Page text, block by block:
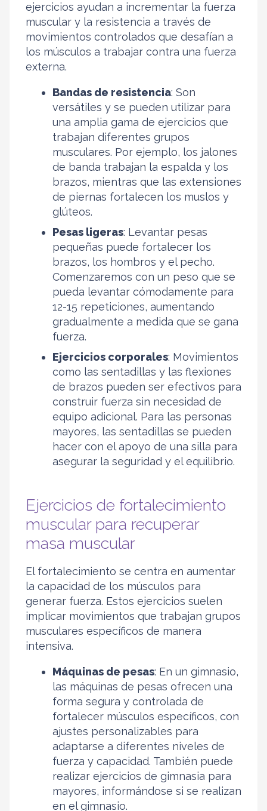
ejercicios ayudan a incrementar la fuerza
muscular y la resistencia a través de
movimientos controlados que desafían a
los músculos a trabajar contra una fuerza
externa.
Bandas de resistencia: Son
versátiles y se pueden utilizar para
una amplia gama de ejercicios que
trabajan diferentes grupos
musculares. Por ejemplo, los jalones
de banda trabajan la espalda y los
brazos, mientras que las extensiones
de piernas fortalecen los muslos y
glúteos.
Pesas ligeras: Levantar pesas
pequeñas puede fortalecer los
brazos, los hombros y el pecho.
Comenzaremos con un peso que se
pueda levantar cómodamente para
12-15 repeticiones, aumentando
gradualmente a medida que se gana
fuerza.
Ejercicios corporales: Movimientos
como las sentadillas y las flexiones
de brazos pueden ser efectivos para
construir fuerza sin necesidad de
equipo adicional. Para las personas
mayores, las sentadillas se pueden
hacer con el apoyo de una silla para
asegurar la seguridad y el equilibrio.
Ejercicios de fortalecimiento
muscular para recuperar
masa muscular
El fortalecimiento se centra en aumentar
la capacidad de los músculos para
generar fuerza. Estos ejercicios suelen
implicar movimientos que trabajan grupos
musculares específicos de manera
intensiva.
Máquinas de pesas: En un gimnasio,
las máquinas de pesas ofrecen una
forma segura y controlada de
fortalecer músculos específicos, con
ajustes personalizables para
adaptarse a diferentes niveles de
fuerza y capacidad. También puede
realizar ejercicios de gimnasia para
mayores, informándose si se realizan
en el gimnasio.